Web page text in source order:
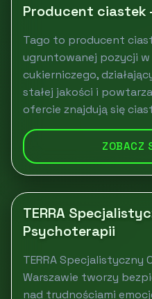
Producent ciastek
Tago to producent
ugruntowanej pozycji
cukierniczego,
stałej jakości i
ofercie znajdują się
ZOBACZ
TERRA
Psychoterapii
TERRA Specjalistyczny
Warszawie tworzy
nad trudnościami